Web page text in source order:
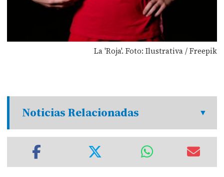
La 'Roja'. Foto: Ilustrativa / Freepik
Noticias Relacionadas